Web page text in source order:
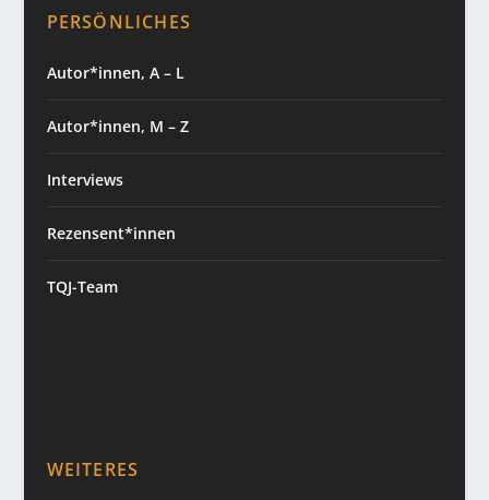
PERSÖNLICHES
Autor*innen, A – L
Autor*innen, M – Z
Interviews
Rezensent*innen
TQJ-Team
WEITERES